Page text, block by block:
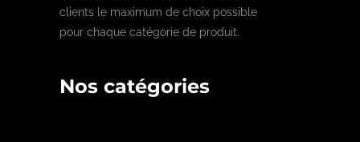
clients le maximum de choix possible
pour chaque catégorie de produit.
Nos catégories